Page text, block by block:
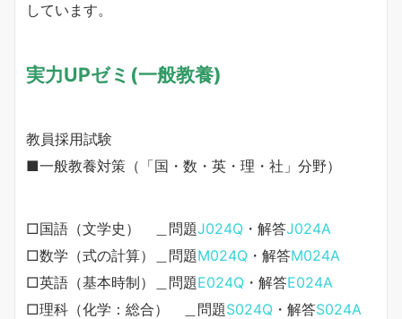
しています。
実力UPゼミ(一般教養)
教員採用試験
■一般教養対策（「国・数・英・理・社」分野）
□国語（文学史） ＿問題J024Q ・解答J024A
□数学（式の計算）＿問題M024Q ・解答M024A
□英語（基本時制）＿問題E024Q ・解答E024A
□理科（化学：総合） ＿問題S024Q ・解答S024A